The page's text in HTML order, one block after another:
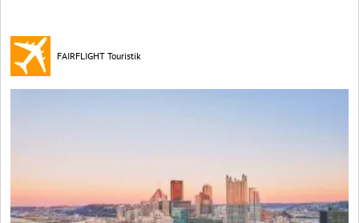
FAIRFLIGHT Touristik